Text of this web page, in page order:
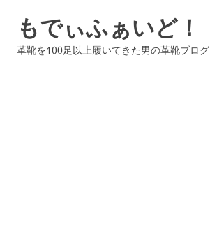
もでぃふぁいど！
革靴を100足以上履いてきた男の革靴ブログ